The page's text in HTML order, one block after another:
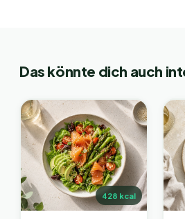
Das könnte dich auch
428 kcal